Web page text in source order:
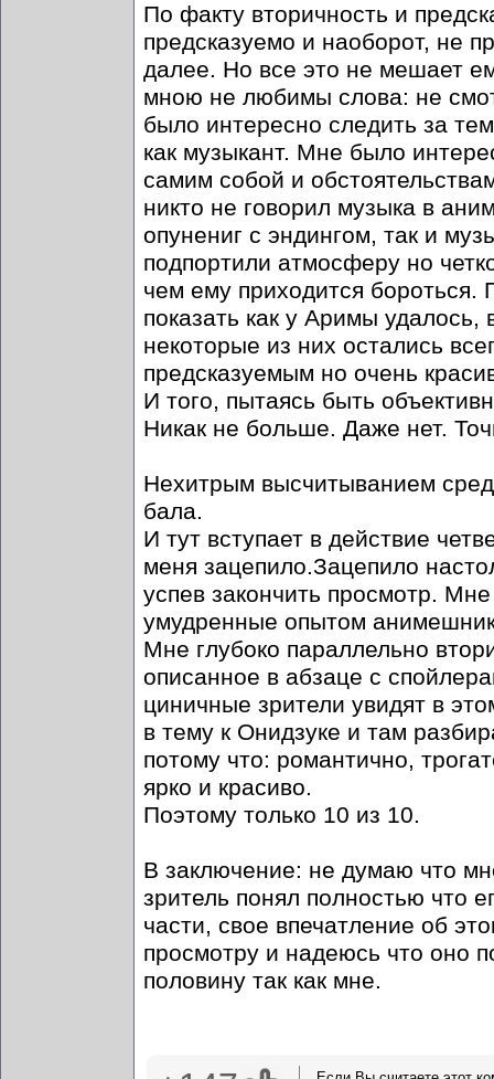
По факту вторичность и
предсказуемо и наоборот, не
далее. Но все это не мешает
мною не любимы слова: не
было интересно следить за
как музыкант. Мне было
самим собой и
никто не говорил музыка в
опунениг с эндингом, так и
подпортили атмосферу но
чем ему приходится бороться.
показать как у Аримы удалось,
некоторые из них остались
предсказуемым но очень
И того, пытаясь быть
Никак не больше. Даже нет.
Нехитрым высчитыванием
бала.
И тут вступает в действие
меня зацепило.Зацепило
успев закончить просмотр.
умудренные опытом
Мне глубоко параллельно
описанное в абзаце с
циничные зрители увидят в
в тему к Онидзуке и там
потому что: романтично,
ярко и красиво.
Поэтому только 10 из 10.
В заключение: не думаю что
зритель понял полностью что
части, свое впечатление об
просмотру и надеюсь что оно
половину так как мне.